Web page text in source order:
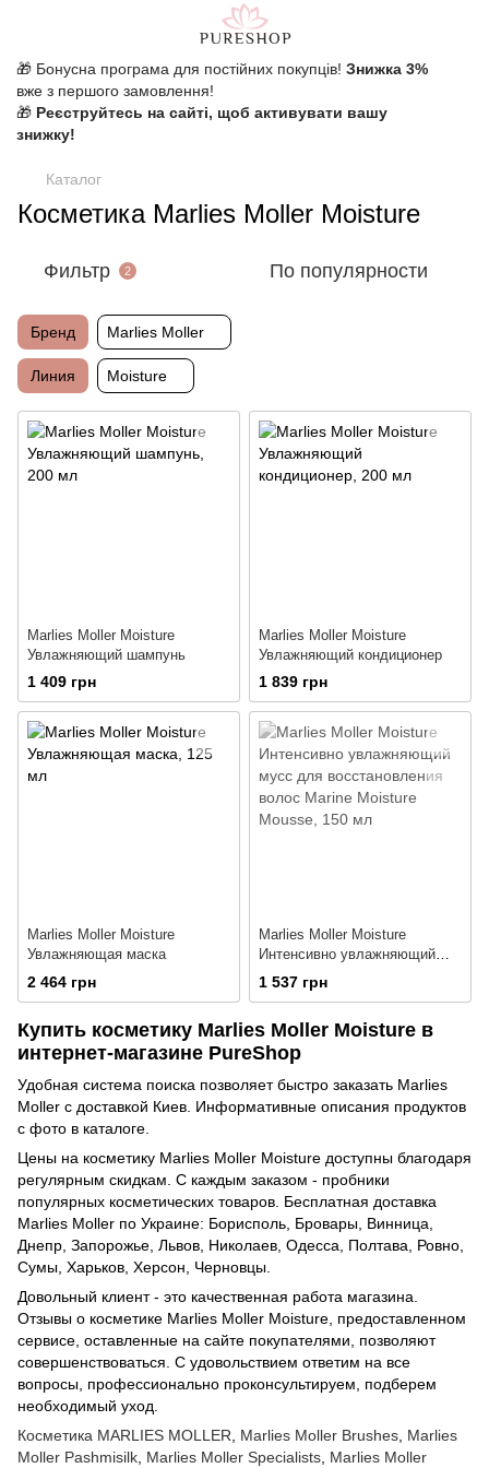
🎁 Бонусна програма для постійних покупців! Знижка 3%
вже з першого замовлення!
🎁 Реєструйтесь на сайті, щоб активувати вашу
знижку!
Каталог
Косметика Marlies Moller Moisture
Фильтр 2 По популярности
Бренд Marlies Moller
Линия Moisture
Marlies Moller Moisture
Увлажняющий шампунь
1 409 грн
Marlies Moller Moisture
Увлажняющий кондиционер
1 839 грн
Marlies Moller Moisture
Увлажняющая маска
2 464 грн
Marlies Moller Moisture
Интенсивно увлажняющий
мусс для восстановления
волос Marine Moisture Mousse
1 537 грн
Купить косметику Marlies Moller Moisture в
интернет-магазине PureShop
Удобная система поиска позволяет быстро заказать Marlies
Moller с доставкой Киев. Информативные описания продуктов
с фото в каталоге.
Цены на косметику Marlies Moller Moisture доступны благодаря
регулярным скидкам. С каждым заказом - пробники
популярных косметических товаров. Бесплатная доставка
Marlies Moller по Украине: Борисполь, Бровары, Винница,
Днепр, Запорожье, Львов, Николаев, Одесса, Полтава, Ровно,
Сумы, Харьков, Херсон, Черновцы.
Довольный клиент - это качественная работа магазина.
Отзывы о косметике Marlies Moller Moisture, предоставленном
сервисе, оставленные на сайте покупателями, позволяют
совершенствоваться. C удовольствием ответим на все
вопросы, профессионально проконсультируем, подберем
необходимый уход.
Косметика MARLIES MOLLER
Marlies Moller Brushes Marlies
Moller Pashmisilk Marlies Moller Specialists Marlies Moller